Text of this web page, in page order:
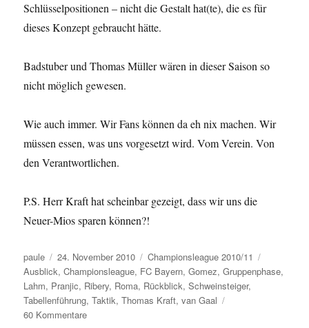
Schlüsselpositionen – nicht die Gestalt hat(te), die es für
dieses Konzept gebraucht hätte.
Badstuber und Thomas Müller wären in dieser Saison so
nicht möglich gewesen.
Wie auch immer. Wir Fans können da eh nix machen. Wir
müssen essen, was uns vorgesetzt wird. Vom Verein. Von
den Verantwortlichen.
P.S. Herr Kraft hat scheinbar gezeigt, dass wir uns die
Neuer-Mios sparen können?!
Autor
paule
Veröffentlicht
am
24. November 2010 Kategorien
Championsleague 2010/11
Ausblick,Championsleague, FC Bayern,Gomez,Gruppenphase,
Lahm, Pranjic, Ribery, Roma, Rückblick,Schweinsteiger,
Tabellenführung,Taktik,Thomas Kraft,van Gaal
60 Kommentarezu